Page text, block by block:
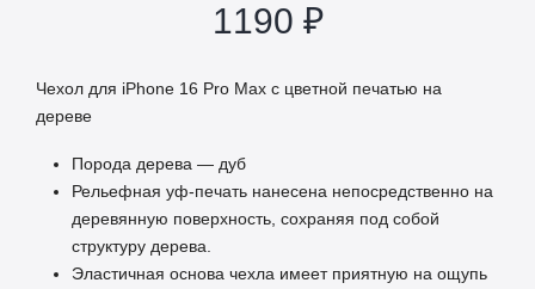
1190 ₽
Чехол для iPhone 16 Pro Max с цветной печатью на
дереве
Порода дерева — дуб
Рельефная уф-печать нанесена непосредственно на
деревянную поверхность, сохраняя под собой
структуру дерева.
Эластичная основа чехла имеет приятную на ощупь